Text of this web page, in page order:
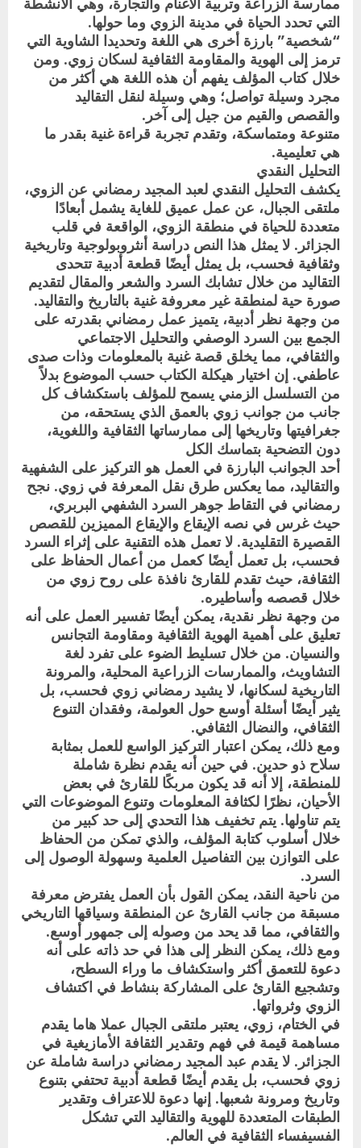
ممارسة الزراعة وتربية الأغنام والتجارة، وهي الأنشطة
التي تحدد الحياة في مدينة الزوي وما حولها.
“شخصية” بارزة أخرى هي اللغة وتحديدا الشاوية التي
ترمز إلى الهوية والمقاومة الثقافية لسكان زوي. ومن
خلال كتاب المؤلف يفهم أن هذه اللغة هي أكثر من
مجرد وسيلة تواصل؛ وهي وسيلة لنقل التقاليد
والقصص والقيم من جيل إلى آخر.
متنوعة ومتماسكة، وتقدم تجربة قراءة غنية بقدر ما
هي تعليمية.
التحليل النقدي
يكشف التحليل النقدي لعبد المجيد رمضاني عن الزوي،
ملتقى الجبال، عن عمل عميق للغاية يشمل أبعادًا
متعددة للحياة في منطقة الزوي، الواقعة في قلب
الجزائر. لا يمثل هذا النص دراسة أنثروبولوجية وتاريخية
وثقافية فحسب، بل يمثل أيضًا قطعة أدبية تتحدى
التقاليد من خلال تشابك السرد والشعر والمقال لتقديم
صورة حية لمنطقة غير معروفة غنية بالتاريخ والتقاليد.
من وجهة نظر أدبية، يتميز عمل رمضاني بقدرته على
الجمع بين السرد الوصفي والتحليل الاجتماعي
والثقافي، مما يخلق قصة غنية بالمعلومات وذات صدى
عاطفي. إن اختيار هيكلة الكتاب حسب الموضوع بدلاً
من التسلسل الزمني يسمح للمؤلف باستكشاف كل
جانب من جوانب زوي بالعمق الذي يستحقه، من
جغرافيتها وتاريخها إلى ممارساتها الثقافية واللغوية،
دون التضحية بتماسك الكل
أحد الجوانب البارزة في العمل هو التركيز على الشفهية
والتقاليد، مما يعكس طرق نقل المعرفة في زوي. نجح
رمضاني في التقاط جوهر السرد الشفهي البربري،
حيث غرس في نصه الإيقاع والإيقاع المميزين للقصص
القصيرة التقليدية. لا تعمل هذه التقنية على إثراء السرد
فحسب، بل تعمل أيضًا كعمل من أعمال الحفاظ على
الثقافة، حيث تقدم للقارئ نافذة على روح زوي من
خلال قصصه وأساطيره.
من وجهة نظر نقدية، يمكن أيضًا تفسير العمل على أنه
تعليق على أهمية الهوية الثقافية ومقاومة التجانس
والنسيان. من خلال تسليط الضوء على تفرد لغة
التشاويث، والممارسات الزراعية المحلية، والمرونة
التاريخية لسكانها، لا يشيد رمضاني زوي فحسب، بل
يثير أيضًا أسئلة أوسع حول العولمة، وفقدان التنوع
الثقافي، والنضال الثقافي.
ومع ذلك، يمكن اعتبار التركيز الواسع للعمل بمثابة
سلاح ذو حدين. في حين أنه يقدم نظرة شاملة
للمنطقة، إلا أنه قد يكون مربكًا للقارئ في بعض
الأحيان، نظرًا لكثافة المعلومات وتنوع الموضوعات التي
يتم تناولها. يتم تخفيف هذا التحدي إلى حد كبير من
خلال أسلوب كتابة المؤلف، والذي تمكن من الحفاظ
على التوازن بين التفاصيل العلمية وسهولة الوصول إلى
السرد.
من ناحية النقد، يمكن القول بأن العمل يفترض معرفة
مسبقة من جانب القارئ عن المنطقة وسياقها التاريخي
والثقافي، مما قد يحد من وصوله إلى جمهور أوسع.
ومع ذلك، يمكن النظر إلى هذا في حد ذاته على أنه
دعوة للتعمق أكثر واستكشاف ما وراء السطح،
وتشجيع القارئ على المشاركة بنشاط في اكتشاف
الزوي وثرواتها.
في الختام، زوي، يعتبر ملتقى الجبال عملا هاما يقدم
مساهمة قيمة في فهم وتقدير الثقافة الأمازيغية في
الجزائر. لا يقدم عبد المجيد رمضاني دراسة شاملة عن
زوي فحسب، بل يقدم أيضًا قطعة أدبية تحتفي بتنوع
وتاريخ ومرونة شعبها. إنها دعوة للاعتراف وتقدير
الطبقات المتعددة للهوية والتقاليد التي تشكل
الفسيفساء الثقافية في العالم.